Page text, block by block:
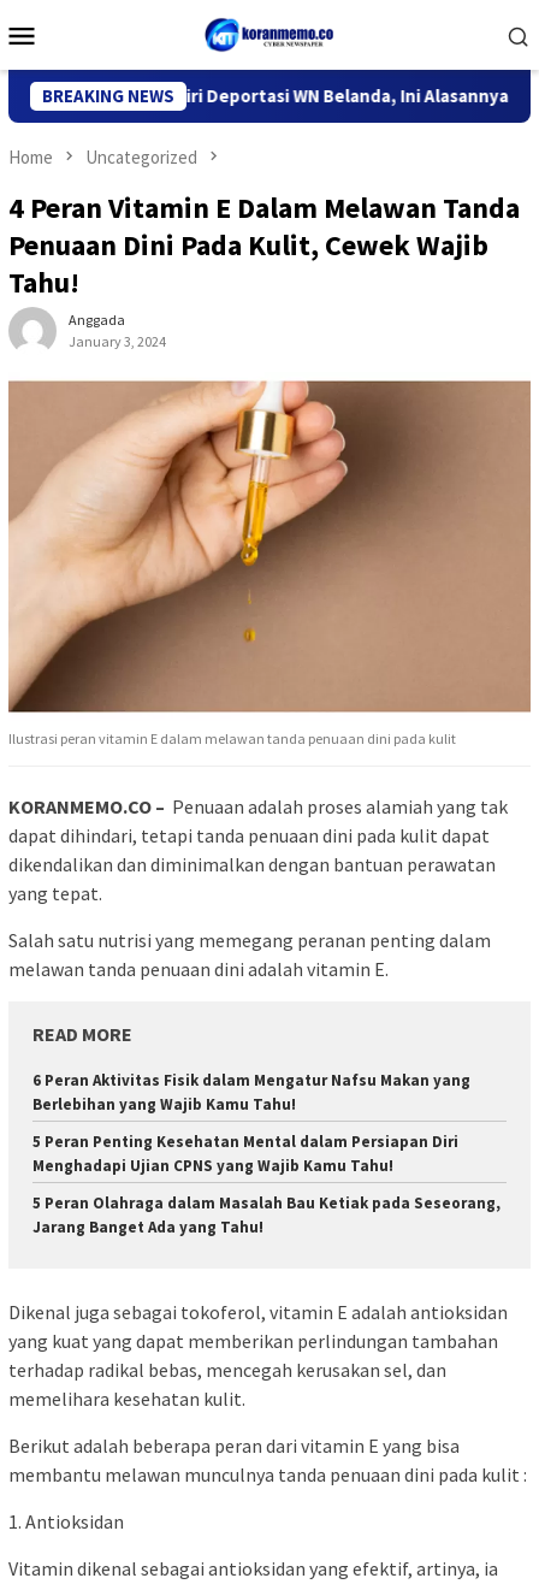
to
Menu
BREAKING NEWS
Imigrasi Kediri Deportasi WN Belanda, Ini Alasannya 9
Home Uncategorized
4 Peran Vitamin E Dalam Melawan Tanda
Penuaan Dini Pada Kulit, Cewek Wajib
Tahu!
Anggada
January 3, 2024
Ilustrasi peran vitamin E dalam melawan tanda penuaan dini pada kulit
KORANMEMO.CO – Penuaan adalah proses alamiah yang tak
dapat dihindari, tetapi tanda penuaan dini pada kulit dapat
dikendalikan dan diminimalkan dengan bantuan perawatan
yang tepat.
Salah satu nutrisi yang memegang peranan penting dalam
melawan tanda penuaan dini adalah vitamin E.
READ MORE
6 Peran Aktivitas Fisik dalam Mengatur Nafsu Makan yang
Berlebihan yang Wajib Kamu Tahu!
5 Peran Penting Kesehatan Mental dalam Persiapan Diri
Menghadapi Ujian CPNS yang Wajib Kamu Tahu!
5 Peran Olahraga dalam Masalah Bau Ketiak pada Seseorang,
Jarang Banget Ada yang Tahu!
Dikenal juga sebagai tokoferol, vitamin E adalah antioksidan
yang kuat yang dapat memberikan perlindungan tambahan
terhadap radikal bebas, mencegah kerusakan sel, dan
memelihara kesehatan kulit.
Berikut adalah beberapa peran dari vitamin E yang bisa
membantu melawan munculnya tanda penuaan dini pada kulit :
1. Antioksidan
Vitamin dikenal sebagai antioksidan yang efektif, artinya, ia